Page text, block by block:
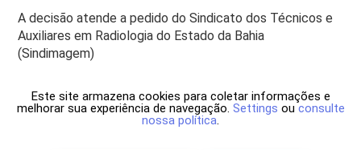
A decisão atende a pedido do Sindicato dos Técnicos e
Auxiliares em Radiologia do Estado da Bahia
(Sindimagem)
Este site armazena cookies para coletar informações e
melhorar sua experiência de navegação. Settings ou consulte
nossa política.